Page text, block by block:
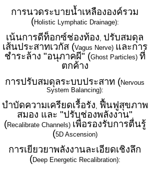
การนวดระบายน้ำเหลืององค์รวม
(Holistic Lymphatic Drainage):
เน้นการดีท็อกซ์ช่องท้อง, ปรับสมดุล
เส้นประสาทเวกัส (Vagus Nerve) และการ
ชำระล้าง "อนุภาคผี" (Ghost Particles) ที่
ตกค้าง
การปรับสมดุลระบบประสาท (Nervous
System Balancing):
บำบัดความเครียดเรื้อรัง, ฟื้นฟูสุขภาพ
สมอง และ "ปรับช่องพลังงาน"
(Recalibrate Channels) เพื่อรองรับการตื่นรู้
(5D Ascension)
การเยียวยาพลังงานละเอียดเชิงลึก
(Deep Energetic Recalibration):